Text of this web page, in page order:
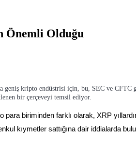
Önemli Olduğu
geniş kripto endüstrisi için, bu, SEC ve CFTC
bir çerçeveyi temsil ediyor.
biriminden farklı olarak, XRP
kıymetler sattığına dair iddialarda